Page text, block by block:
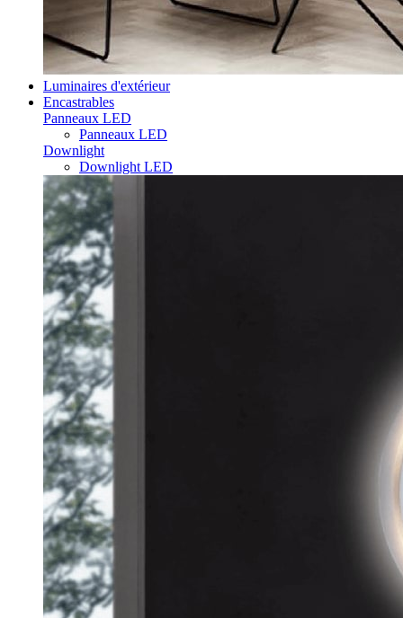
Luminaires d'extérieur
Encastrables
Panneaux LED
Panneaux LED
Downlight
Downlight LED